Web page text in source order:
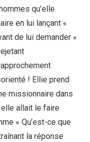
qu’elle
en lui lançant «
de lui demander «
! Ellie prend
missionnaire dans
allait le faire
« Qu’est-ce que
la réponse